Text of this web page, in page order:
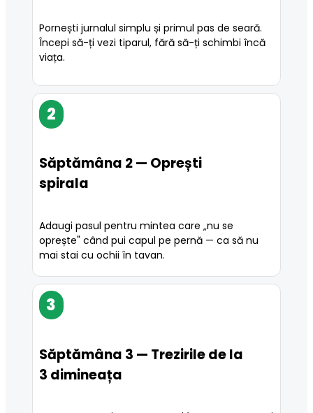
Pornești jurnalul simplu și primul pas de seară.
Începi să-ți vezi tiparul, fără să-ți schimbi încă
viața.
2
Săptămâna 2 — Oprești
spirala
Adaugi pasul pentru mintea care „nu se
oprește" când pui capul pe pernă — ca să nu
mai stai cu ochii în tavan.
3
Săptămâna 3 — Trezirile de la
3 dimineața